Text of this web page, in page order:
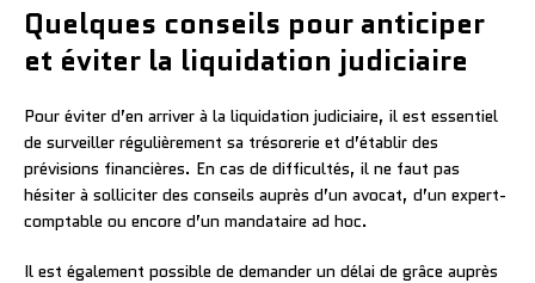
Quelques conseils pour anticiper
et éviter la liquidation judiciaire
Pour éviter d’en arriver à la liquidation judiciaire, il est essentiel
de surveiller régulièrement sa trésorerie et d’établir des
prévisions financières. En cas de difficultés, il ne faut pas
hésiter à solliciter des conseils auprès d’un avocat, d’un expert-
comptable ou encore d’un mandataire ad hoc.
Il est également possible de demander un délai de grâce auprès